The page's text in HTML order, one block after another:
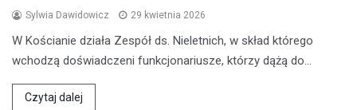
Sylwia Dawidowicz 29 kwietnia 2026
W Kościanie działa Zespół ds. Nieletnich, w skład którego
wchodzą doświadczeni funkcjonariusze, którzy dążą do…
Czytaj dalej